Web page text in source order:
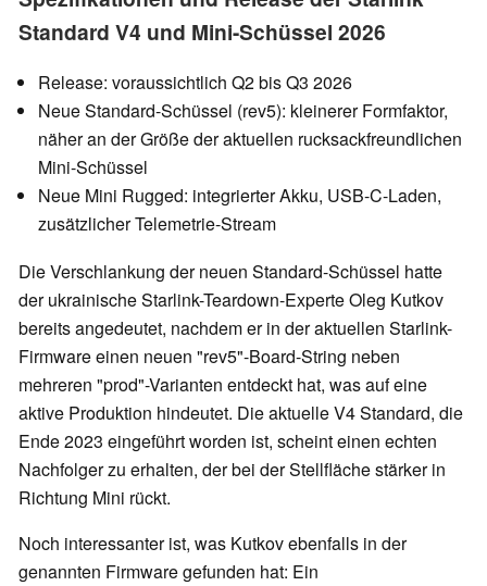
Standard V4 und Mini-Schüssel 2026
Release: voraussichtlich Q2 bis Q3 2026
Neue Standard-Schüssel (rev5): kleinerer Formfaktor,
näher an der Größe der aktuellen rucksackfreundlichen
Mini-Schüssel
Neue Mini Rugged: integrierter Akku, USB-C-Laden,
zusätzlicher Telemetrie-Stream
Die Verschlankung der neuen Standard-Schüssel hatte
der ukrainische Starlink-Teardown-Experte Oleg Kutkov
bereits angedeutet, nachdem er in der aktuellen Starlink-
Firmware einen neuen "rev5"-Board-String neben
mehreren "prod"-Varianten entdeckt hat, was auf eine
aktive Produktion hindeutet. Die aktuelle V4 Standard, die
Ende 2023 eingeführt worden ist, scheint einen echten
Nachfolger zu erhalten, der bei der Stellfläche stärker in
Richtung Mini rückt.
Noch interessanter ist, was Kutkov ebenfalls in der
genannten Firmware gefunden hat: Ein